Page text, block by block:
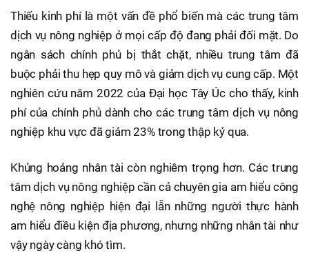
Thiếu kinh phí là một vấn đề phổ biến mà các trung tâm
dịch vụ nông nghiệp ở mọi cấp độ đang phải đối mặt. Do
ngân sách chính phủ bị thắt chặt, nhiều trung tâm đã
buộc phải thu hẹp quy mô và giảm dịch vụ cung cấp. Một
nghiên cứu năm 2022 của Đại học Tây Úc cho thấy, kinh
phí của chính phủ dành cho các trung tâm dịch vụ nông
nghiệp khu vực đã giảm 23% trong thập kỷ qua.
Khủng hoảng nhân tài còn nghiêm trọng hơn. Các trung
tâm dịch vụ nông nghiệp cần cả chuyên gia am hiểu công
nghệ nông nghiệp hiện đại lẫn những người thực hành
am hiểu điều kiện địa phương, nhưng những nhân tài như
vậy ngày càng khó tìm.